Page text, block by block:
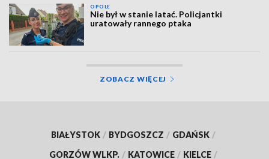
OPOLE
Nie był w stanie latać. Policjantki
uratowały rannego ptaka
ZOBACZ WIĘCEJ
BIAŁYSTOK / BYDGOSZCZ / GDAŃSK /
GORZÓW WLKP. / KATOWICE / KIELCE /